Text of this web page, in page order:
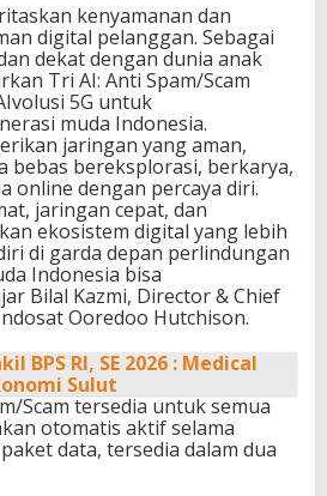
kenyamanan dan
digital pelanggan. Sebagai
dekat dengan dunia anak
Tri AI: Anti Spam/Scam
5G untuk
muda Indonesia.
jaringan yang aman,
bebas bereksplorasi, berkarya,
online dengan percaya diri.
jaringan cepat, dan
ekosistem digital yang lebih
di garda depan perlindungan
Indonesia bisa
Bilal Kazmi, Director & Chief
Ooredoo Hutchison.
BPS RI, SE 2026 : Medical
Sulut
Scam tersedia untuk semua
otomatis aktif selama
data, tersedia dalam dua